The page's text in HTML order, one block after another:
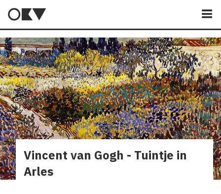
Vincent van Gogh - Tuintje in
Arles